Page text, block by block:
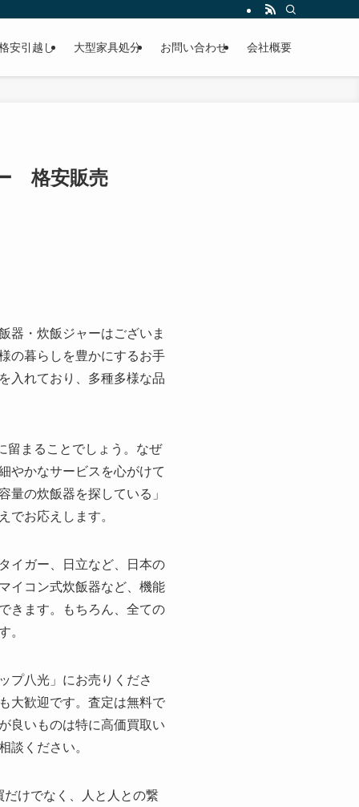
安引越し 大型家具処分 お問い合わせ 会社概要
格安販売
器・炊飯ジャーはございま
の暮らしを豊かにするお手
入れており、多種多様な品
留まることでしょう。なぜ
やかなサービスを心がけて
量の炊飯器を探している」
でお応えします。
イガー、日立など、日本の
イコン式炊飯器など、機能
きます。もちろん、全ての
。
プ八光」にお売りくださ
大歓迎です。査定は無料で
良いものは特に高価買取い
談ください。
けでなく、人と人との繋